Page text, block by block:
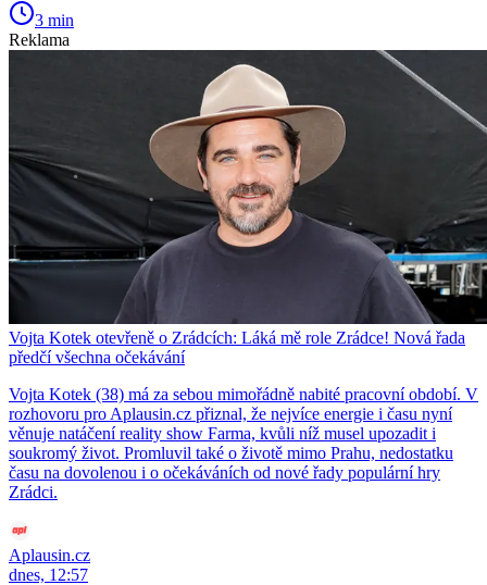
3 min
Reklama
Vojta Kotek otevřeně o Zrádcích: Láká mě role Zrádce! Nová řada
předčí všechna očekávání
Vojta Kotek (38) má za sebou mimořádně nabité pracovní období. V
rozhovoru pro Aplausin.cz přiznal, že nejvíce energie i času nyní
věnuje natáčení reality show Farma, kvůli níž musel upozadit i
soukromý život. Promluvil také o životě mimo Prahu, nedostatku
času na dovolenou i o očekáváních od nové řady populární hry
Zrádci.
Aplausin.cz
dnes, 12:57